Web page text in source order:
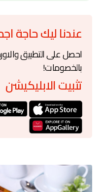
عندنا ليك حاجة
احصل على التطبيق
بالخصومات!
تثبيت الابليكيشن